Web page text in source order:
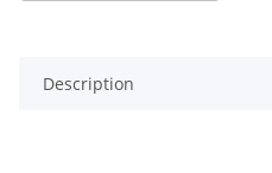
Description